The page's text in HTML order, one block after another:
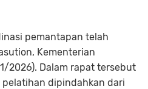
pemantapan telah
Kementerian
2026). Dalam rapat tersebut
dipindahkan dari